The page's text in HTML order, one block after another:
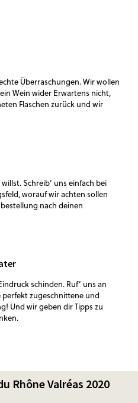
Überraschungen. Wir wollen
Wein wider Erwartens nicht,
Flaschen zurück und wir
Schreib‘ uns einfach bei
worauf wir achten sollen
nach deinen
schinden. Ruf‘ uns an
zugeschnittene und
Und wir geben dir Tipps zu
Rhône Valréas 2020